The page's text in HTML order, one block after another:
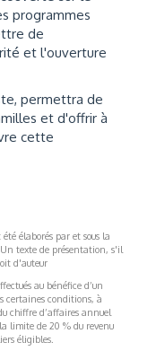
programmes
de
et l'ouverture
permettra de
et d'offrir à
cette
élaborés par et sous la
Un texte de présentation, s'il
d'auteur
au bénéfice d’un
certaines conditions, à
chiffre d’affaires annuel
limite de 20 % du revenu
éligibles.